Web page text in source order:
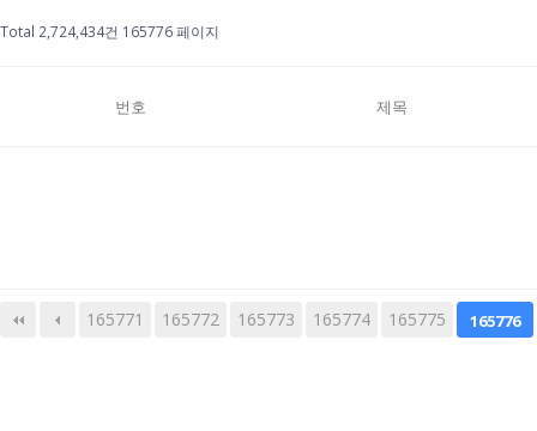
Total 2,724,434건 165776 페이지
번호 제목
165771 165772 165773 165774 165775 165776
다음 맨끝